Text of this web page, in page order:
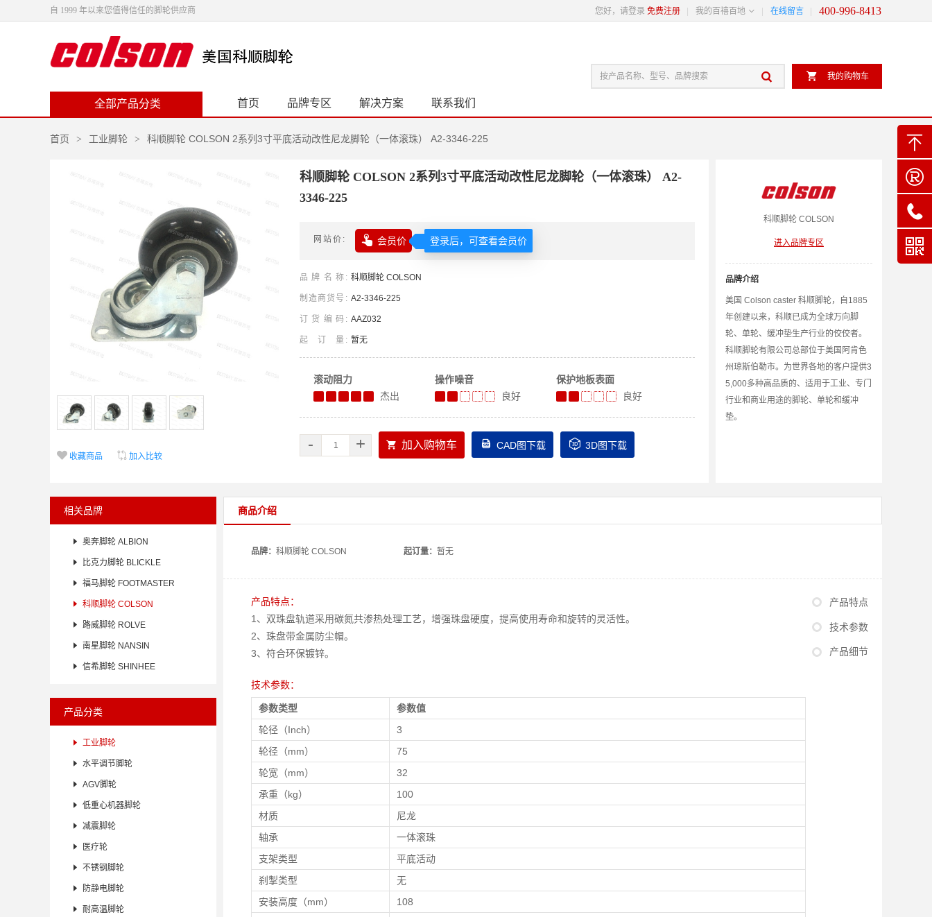
自 1999 年以来您值得信任的脚轮供应商 您好，请登录 免费注册 我的百禧百地  在线留言 400-996-8413
  我的购物车
全部产品分类 首页 品牌专区 解决方案 联系我们
首页 > 工业脚轮 > 科顺脚轮 COLSON 2系列3寸平底活动改性尼龙脚轮（一体滚珠） A2-3346-225
 收藏商品  加入比较
科顺脚轮 COLSON 2系列3寸平底活动改性尼龙脚轮（一体滚珠） A2-
3346-225
网站价  会员价
品牌名称 科顺脚轮 COLSON
制造商货号 A2-3346-225
订货编码 AAZ032
起订量 暂无
滚动阻力
杰出
操作噪音
良好
保护地板表面
良好
- +  加入购物车  CAD图下载  3D图下载
科顺脚轮 COLSON
进入品牌专区
品牌介绍
美国 Colson caster 科顺脚轮，自1885
年创建以来，科顺已成为全球万向脚
轮、单轮、缓冲垫生产行业的佼佼者。
科顺脚轮有限公司总部位于美国阿肯色
州琼斯伯勒市。为世界各地的客户提供3
5,000多种高品质的、适用于工业、专门
行业和商业用途的脚轮、单轮和缓冲
垫。
相关品牌
 奥奔脚轮 ALBION
 比克力脚轮 BLICKLE
 福马脚轮 FOOTMASTER
 科顺脚轮 COLSON
 路威脚轮 ROLVE
 南星脚轮 NANSIN
 信希脚轮 SHINHEE
产品分类
 工业脚轮
 水平调节脚轮
 AGV脚轮
 低重心机器脚轮
 减震脚轮
 医疗轮
 不锈钢脚轮
 防静电脚轮
 耐高温脚轮
商品介绍
品牌： 科顺脚轮 COLSON 起订量： 暂无
产品特点
技术参数
产品细节
产品特点：
1、双珠盘轨道采用碳氮共渗热处理工艺，增强珠盘硬度，提高使用寿命和旋转的灵活性。
2、珠盘带金属防尘帽。
3、符合环保镀锌。
技术参数：
参数类型
参数值
轮径（Inch）
3
轮径（mm）
75
轮宽（mm）
32
承重（kg）
100
材质
尼龙
轴承
一体滚珠
支架类型
平底活动
刹掣类型
无
安装高度（mm）
108




登录后，可查看会员价